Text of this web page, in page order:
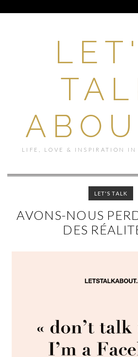
LIFE, LOVE & INSPIRATION IN
LET'S TALK
AVONS-NOUS
DES